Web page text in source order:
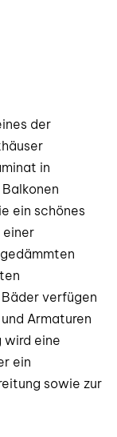
der
in
ein schönes
einer
verfügen
Armaturen
wird eine
ein
sowie zur